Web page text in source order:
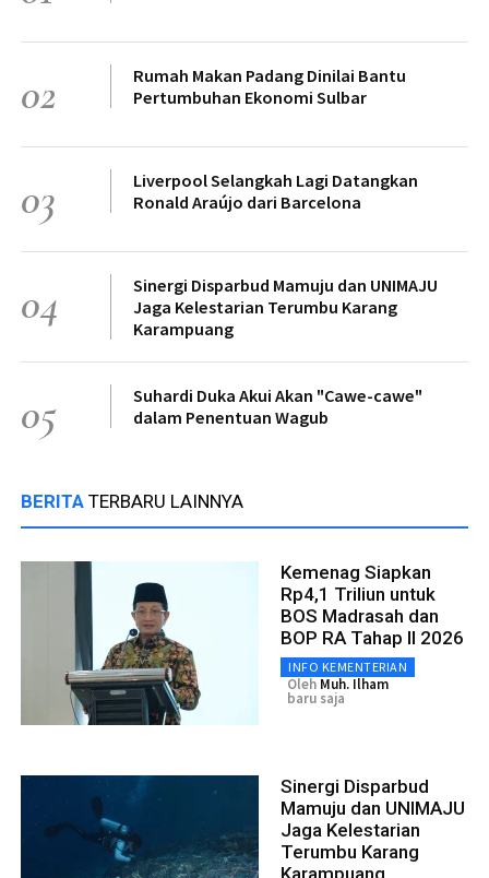
02
Rumah Makan Padang Dinilai Bantu
Pertumbuhan Ekonomi Sulbar
03
Liverpool Selangkah Lagi Datangkan
Ronald Araújo dari Barcelona
04
Sinergi Disparbud Mamuju dan UNIMAJU
Jaga Kelestarian Terumbu Karang
Karampuang
05
Suhardi Duka Akui Akan "Cawe-cawe"
dalam Penentuan Wagub
BERITA TERBARU LAINNYA
Kemenag Siapkan
Rp4,1 Triliun untuk
BOS Madrasah dan
BOP RA Tahap II 2026
INFO KEMENTERIAN
Oleh Muh. Ilham
baru saja
Sinergi Disparbud
Mamuju dan UNIMAJU
Jaga Kelestarian
Terumbu Karang
Karampuang